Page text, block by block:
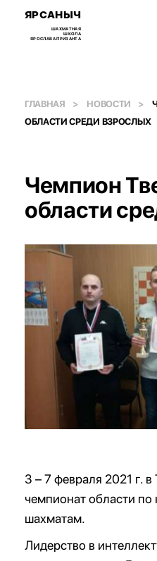
ЯРСАНЫЧ
ШАХМАТНАЯ
ШКОЛА
ЯРОСЛАВА ПРИЗАНТА
ГЛАВНАЯ НОВОСТИ
ОБЛАСТИ СРЕДИ ВЗРОСЛЫХ
Чемпион
области
3 – 7 февраля 2021 г.
чемпионат области по
шахматам.
Лидерство в